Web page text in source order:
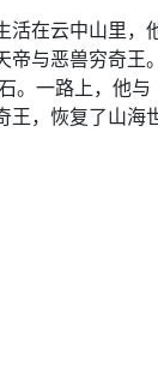
活在云中山里，
与恶兽穷奇王。
。一路上，他与
王，恢复了山海